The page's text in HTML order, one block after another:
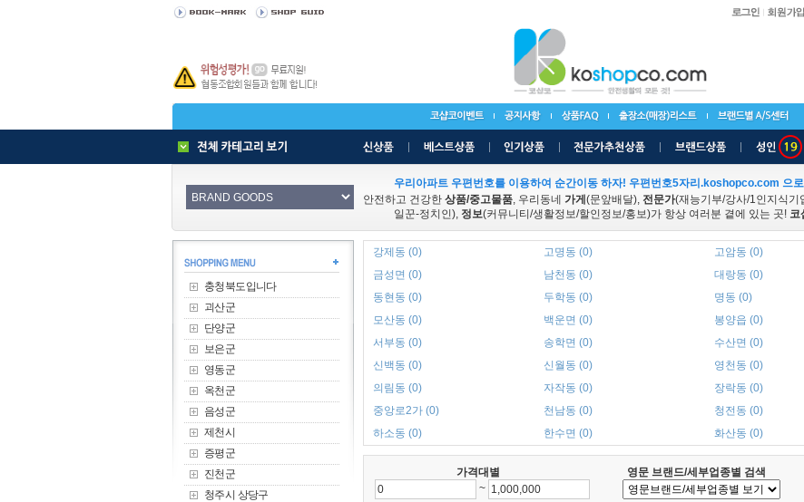
우리아파트 우편번호를 이용하여 순간이동 하자! 우편번호5자리.koshopco.com 으
안전하고 건강한 상품/중고물품, 우리동네 가게 (문앞배달), 전문가(재능기부/강사/1인지식기
일꾼-정치인), 정보(커뮤니티/생활정보/할인정보/홍보)가 항상 여러분 곁에 있는 곳! 코
충청북도입니다
괴산군
단양군
보은군
영동군
옥천군
음성군
제천시
증평군
진천군
청주시 상당구
강제동 (0) 고명동 (0) 고암동 (0)
금성면 (0)
남천동 (0) 대랑동 (0)
동현동 (0)
두학동 (0) 명동 (0)
모산동 (0)
백운면 (0) 봉양읍 (0)
서부동 (0)
송학면 (0) 수산면 (0)
신백동 (0)
신월동 (0) 영천동 (0)
의림동 (0)
자작동 (0) 장락동 (0)
중앙로2가 (0)
천남동 (0) 청전동 (0)
하소동 (0)
한수면 (0) 화산동 (0)
가격대별 영문 브랜드/세부업종별 검색
~